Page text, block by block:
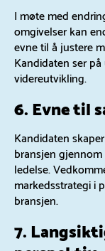
I møte med
omgivelser kan
evne til å justere
Kandidaten ser
videreutvikling.
6. Evne til
Kandidaten
bransjen
ledelse.
markedsstrategi i
bransjen.
7.